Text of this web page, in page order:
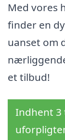
Med vores
finder en
uanset om
et tilbud!
Indhent 3